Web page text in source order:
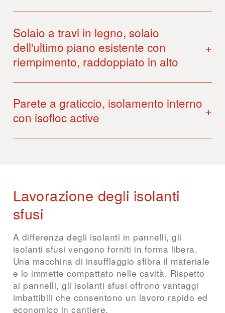
Solaio a travi in legno, solaio
dell'ultimo piano esistente con
riempimento, raddoppiato in alto
+
Parete a graticcio, isolamento interno
con isofloc active
+
Lavorazione degli isolanti
sfusi
A differenza degli isolanti in pannelli, gli
isolanti sfusi vengono forniti in forma libera.
Una macchina di insufflaggio sfibra il materiale
e lo immette compattato nelle cavità. Rispetto
ai pannelli, gli isolanti sfusi offrono vantaggi
imbattibili che consentono un lavoro rapido ed
economico in cantiere.